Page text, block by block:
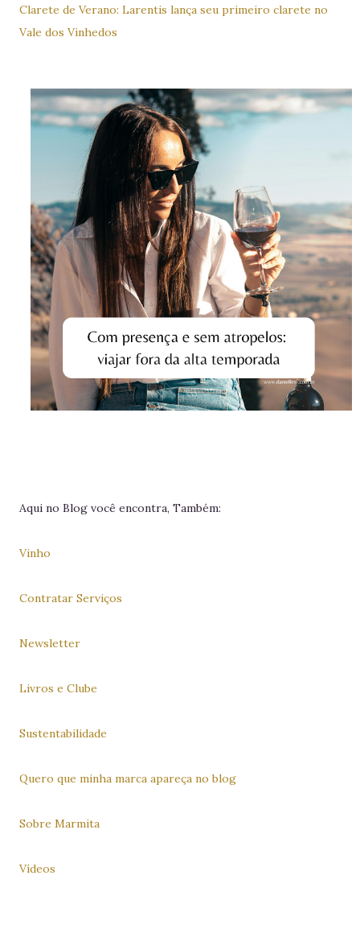
Clarete de Verano: Larentis lança seu primeiro clarete no
Vale dos Vinhedos
Aqui no Blog você encontra, Também:
Vinho
Contratar Serviços
Newsletter
Livros e Clube
Sustentabilidade
Quero que minha marca apareça no blog
Sobre Marmita
Vídeos